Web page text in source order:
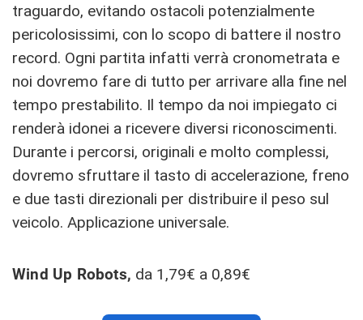
traguardo, evitando ostacoli potenzialmente
pericolosissimi, con lo scopo di battere il nostro
record. Ogni partita infatti verrà cronometrata e
noi dovremo fare di tutto per arrivare alla fine nel
tempo prestabilito. Il tempo da noi impiegato ci
renderà idonei a ricevere diversi riconoscimenti.
Durante i percorsi, originali e molto complessi,
dovremo sfruttare il tasto di accelerazione, freno
e due tasti direzionali per distribuire il peso sul
veicolo. Applicazione universale.
Wind Up Robots, da 1,79€ a 0,89€